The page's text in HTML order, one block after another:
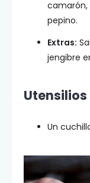
camarón,
pepino.
Extras:
jengibre
Un